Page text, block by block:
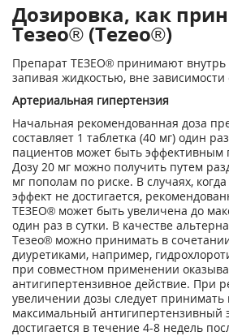
Дозировка, как
Тезео® (Tezeo®)
Препарат ТЕЗЕО® принимают внутрь
запивая жидкостью, вне
Артериальная гипертензия
Начальная рекомендованная доза
составляет 1 таблетка (40 мг) один
пациентов может быть эффективным
Дозу 20 мг можно получить путем
мг пополам по риске. В случаях,
эффект не достигается,
ТЕЗЕО® может быть увеличена до
один раз в сутки. В качестве
Тезео® можно принимать в
диуретиками, например,
при совместном применении
антигипертензивное действие. При
увеличении дозы следует
максимальный антигипертензивный
достигается в течение 4-8 недель